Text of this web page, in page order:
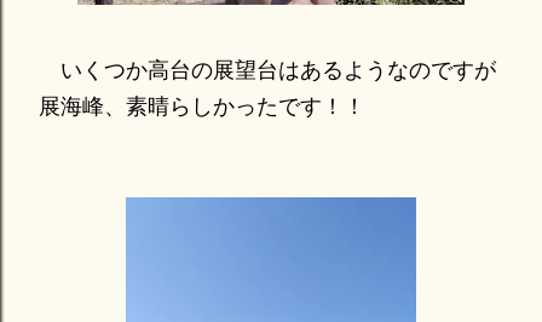
いくつか高台の展望台はあるようなのですが
展海峰、素晴らしかったです！！